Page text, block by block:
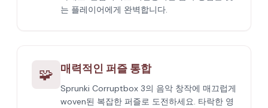
는 플레이어에게 완벽합니다.
🧩 매력적인 퍼즐 통합
Sprunki Corruptbox 3의 음악 창작에 매끄럽게
woven된 복잡한 퍼즐로 도전하세요. 타락한 영